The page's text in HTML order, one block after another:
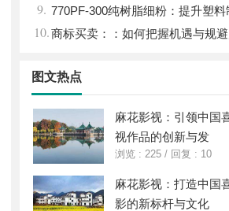
9. 770PF-300纯树脂细粉：提升塑料
性能的新选择
10.商标买卖：：如何把握机遇与规
图文热点
麻花影视：引领中国
视作品的创新与发
浏览 : 225 / 回复 : 10
麻花影视：打造中国
影的新标杆与文化